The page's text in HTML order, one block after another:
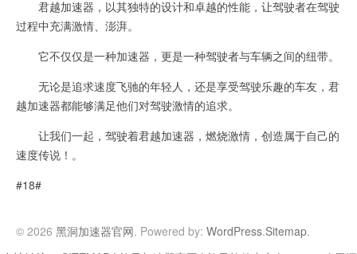
君越加速器，以其独特的设计和卓越的性能，让驾驶者在驾驶
过程中充满激情、澎湃。
它不仅仅是一种加速器，更是一种驾驶者与车辆之间的纽带。
无论是追求速度飞驰的年轻人，还是享受驾驶乐趣的车友，君
越加速器都能够满足他们对驾驶激情的追求。
让我们一起，驾驶着君越加速器，燃烧激情，创造属于自己的
速度传说！。
#18#
© 2026 黑洞加速器官网. Powered by: WordPress.Sitemap.